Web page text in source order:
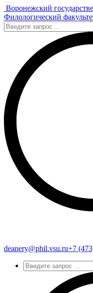
Воронежский
Филологический
deanery@phil.vsu.ru+7